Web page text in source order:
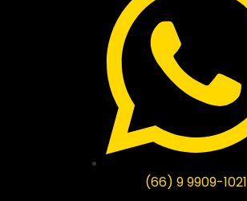
(66) 9 9909-1021